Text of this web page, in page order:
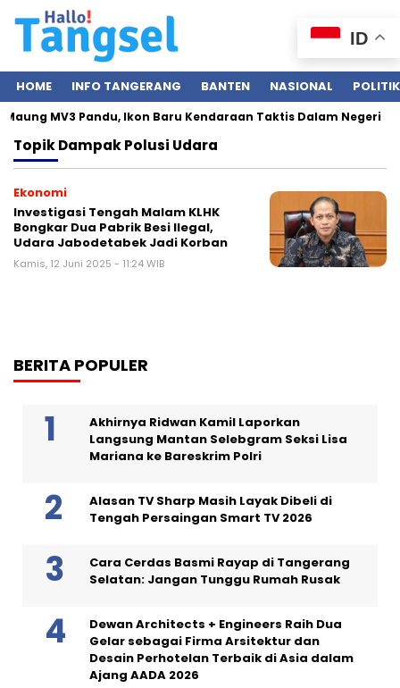
HOME INFO TANGERANG BANTEN NASIONAL POLITIK
MV3 Pandu, Ikon Baru Kendaraan Taktis Dalam Negeri
TopikDampak Polusi Udara
Ekonomi
Investigasi Tengah Malam KLHK
Bongkar Dua Pabrik Besi Ilegal,
Udara Jabodetabek Jadi Korban
Kamis, 12 Juni 2025 - 11:24 WIB
BERITA POPULER
Akhirnya Ridwan Kamil Laporkan
Langsung Mantan Selebgram Seksi Lisa
Mariana ke Bareskrim Polri
Alasan TV Sharp Masih Layak Dibeli di
Tengah Persaingan Smart TV 2026
Cara Cerdas Basmi Rayap di Tangerang
Selatan: Jangan Tunggu Rumah Rusak
Dewan Architects + Engineers Raih Dua
Gelar sebagai Firma Arsitektur dan
Desain Perhotelan Terbaik di Asia dalam
Ajang AADA 2026
ID